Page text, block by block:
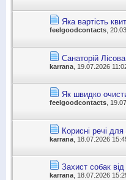
Яка вартість
feelgoodcontacts,
Санаторій
karrana , 19.07.2026
Як швидко
feelgoodcontacts ,
Корисні речі
karrana , 18.07.2026
Захист собак від
karrana , 18.07.2026